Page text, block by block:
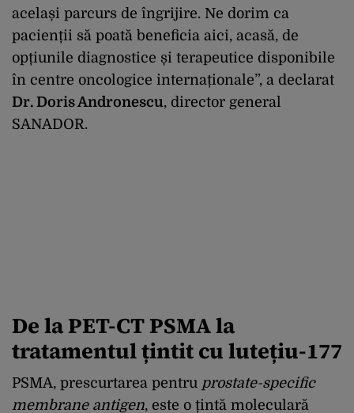
același parcurs de îngrijire. Ne dorim ca
pacienții să poată beneficia aici, acasă, de
opțiunile diagnostice și terapeutice disponibile
în centre oncologice internaționale”, a declarat
Dr. Doris Andronescu, director general
SANADOR.
De la PET-CT PSMA la
tratamentul țintit cu lutețiu-177
PSMA, prescurtarea pentru prostate-specific
membrane antigen, este o țintă moleculară